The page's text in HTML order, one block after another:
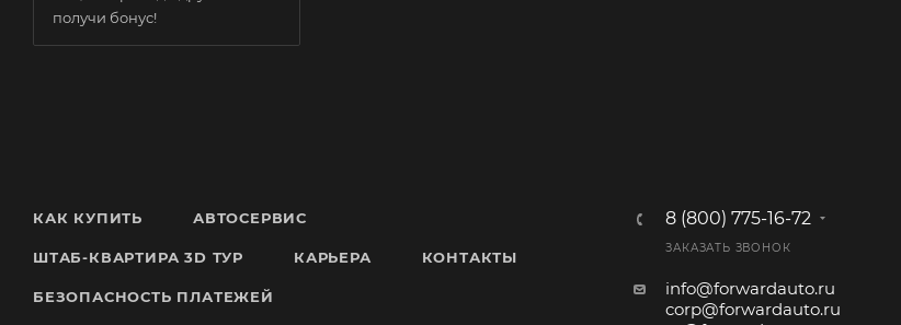
получи бонус!
КАК КУПИТЬ АВТОСЕРВИС
ШТАБ-КВАРТИРА 3D ТУР КАРЬЕРА КОНТАКТЫ
БЕЗОПАСНОСТЬ ПЛАТЕЖЕЙ
8 (800) 775-16-72
ЗАКАЗАТЬ ЗВОНОК
info@forwardauto.ru
corp@forwardauto.ru